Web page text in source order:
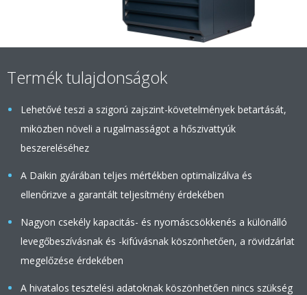
Termék tulajdonságok
Lehetővé teszi a szigorú zajszint-követelmények betartását,
miközben növeli a rugalmasságot a hőszivattyúk
beszereléséhez
A Daikin gyárában teljes mértékben optimalizálva és
ellenőrizve a garantált teljesítmény érdekében
Nagyon csekély kapacitás- és nyomáscsökkenés a különálló
levegőbeszívásnak és -kifúvásnak köszönhetően, a rövidzárlat
megelőzése érdekében
A hivatalos tesztelési adatoknak köszönhetően nincs szükség